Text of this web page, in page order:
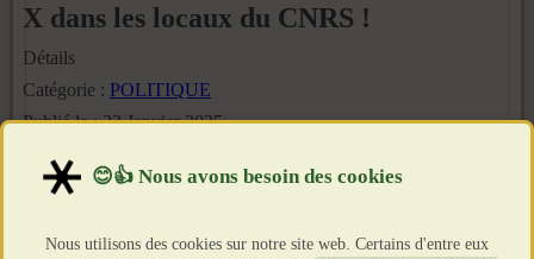
X dans les locaux du CNRS !
Détails
Catégorie : POLITIQUE
Publié le : 23 Janvier 2025
Clics : 1843
Nous utilisons des cookies sur notre site web. Certains d'entre eux